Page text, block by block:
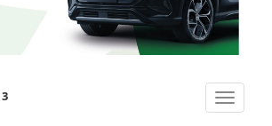
Toggle
3